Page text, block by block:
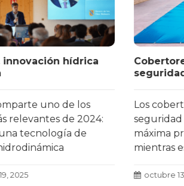
hídrica
uno de los
de 2024:
de
un 71 %
Cobertores de
seguridad
Los cobertores
seguridad
máxima
mientras está
octubre 13, 2025